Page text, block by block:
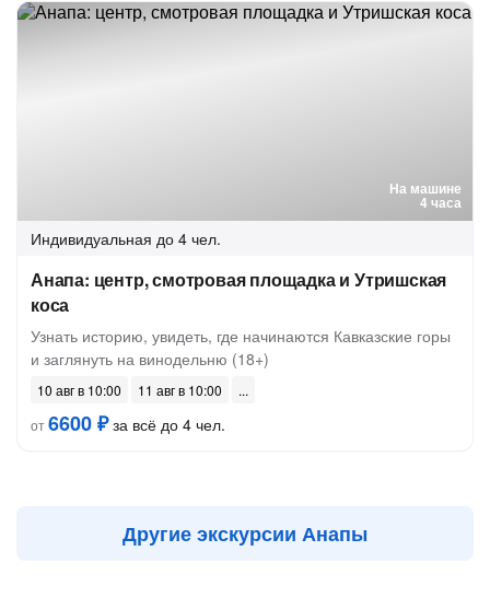
На машине
4 часа
Индивидуальная до 4 чел.
Анапа: центр, смотровая площадка и Утришская
коса
Узнать историю, увидеть, где начинаются Кавказские горы
и заглянуть на винодельню (18+)
10 авг в 10:00
11 авг в 10:00
от6600 ₽за всё до 4 чел.
Другие экскурсии Анапы